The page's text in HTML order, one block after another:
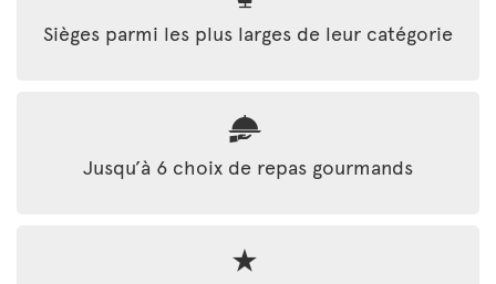
Sièges parmi les plus larges de leur catégorie
Jusqu’à 6 choix de repas gourmands